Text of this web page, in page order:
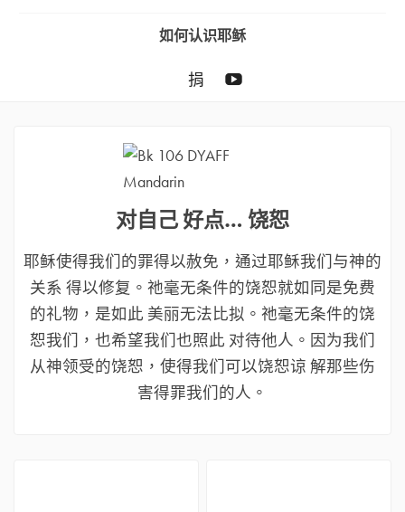
如何认识耶稣
捐 YouTube
对自己 好点… 饶恕
耶稣使得我们的罪得以赦免，通过耶稣我们与神的
关系 得以修复。祂毫无条件的饶恕就如同是免费
的礼物，是如此 美丽无法比拟。祂毫无条件的饶
恕我们，也希望我们也照此 对待他人。因为我们
从神领受的饶恕，使得我们可以饶恕谅 解那些伤
害得罪我们的人。